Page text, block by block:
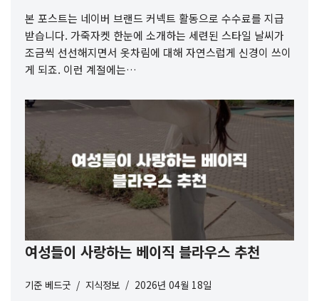
본 포스트는 네이버 브랜드 커넥트 활동으로 수수료를 지급
받습니다. 가죽자켓 한눈에 소개하는 세련된 스타일 날씨가
조금씩 선선해지면서 옷차림에 대해 자연스럽게 신경이 쓰이
게 되죠. 이런 계절에는…
여성들이 사랑하는 베이직 블라우스 추천
기준 베드굿 지식정보 2026년 04월 18일